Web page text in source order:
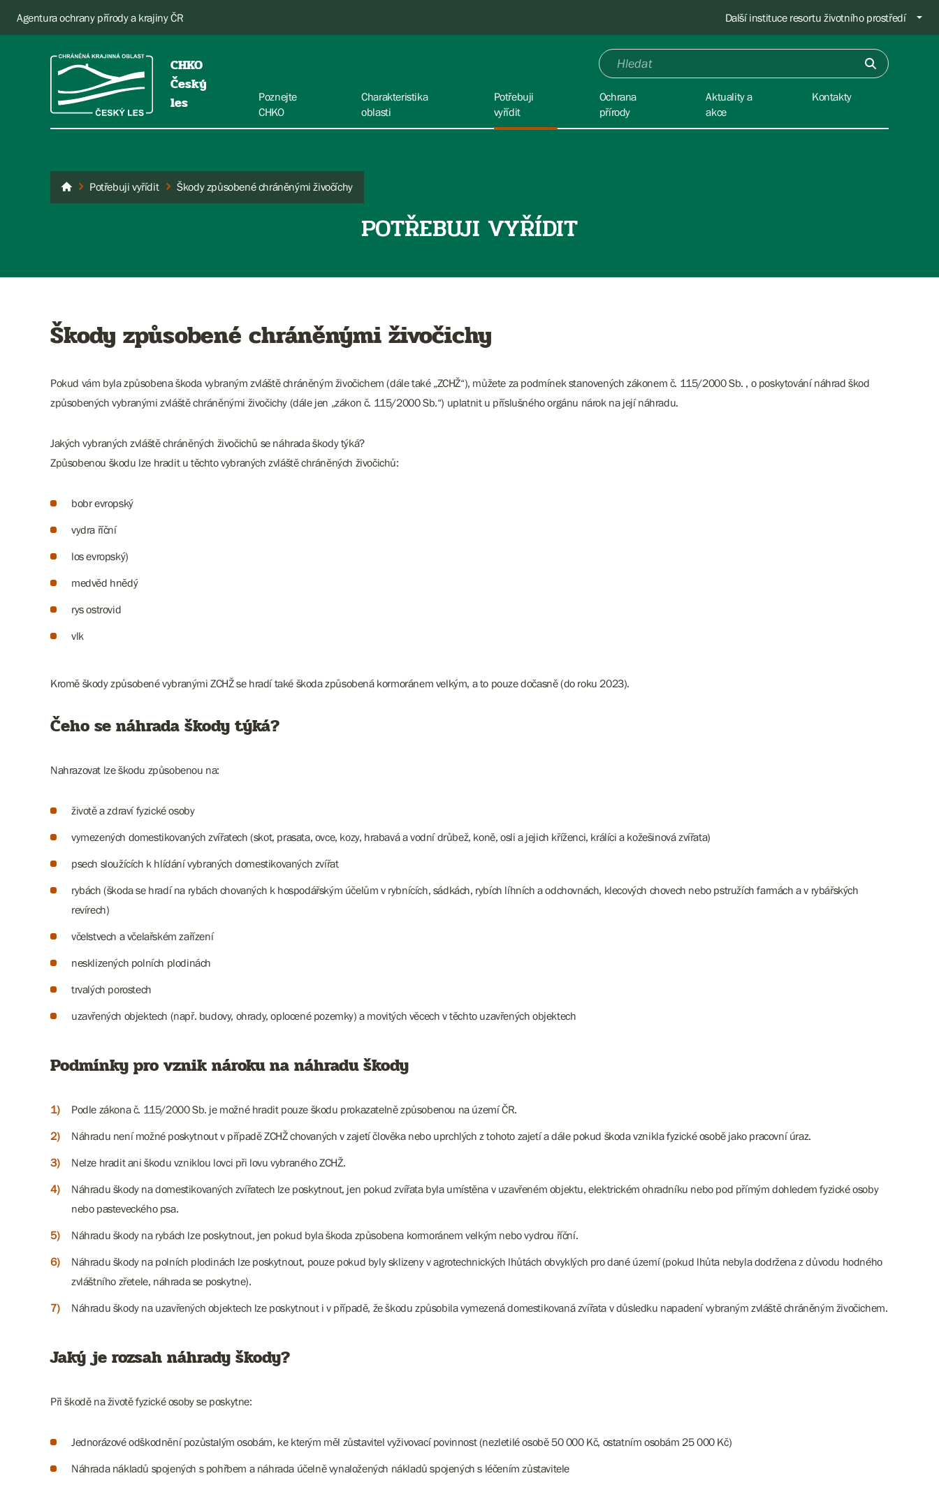
Agentura ochrany přírody a krajiny ČR Další instituce resortu životního prostředí
CHKO
Český
les
Poznejte
CHKO
Charakteristika
oblasti
Potřebuji
vyřídit
Ochrana
přírody
Aktuality a
akce
Kontakty
Český les
Potřebuji vyřídit Škody způsobené chráněnými živočíchy
POTŘEBUJI VYŘÍDIT
Škody způsobené chráněnými živočichy
Pokud vám byla způsobena škoda vybraným zvláště chráněným živočichem (dále také „ZCHŽ“), můžete za podmínek stanovených zákonem č. 115/2000 Sb. , o poskytování náhrad škod
způsobených vybranými zvláště chráněnými živočichy (dále jen „zákon č. 115/2000 Sb.“) uplatnit u příslušného orgánu nárok na její náhradu.
Jakých vybraných zvláště chráněných živočichů se náhrada škody týká?
Způsobenou škodu lze hradit u těchto vybraných zvláště chráněných živočichů:
bobr evropský
vydra říční
los evropský)
medvěd hnědý
rys ostrovid
vlk
Kromě škody způsobené vybranými ZCHŽ se hradí také škoda způsobená kormoránem velkým, a to pouze dočasně (do roku 2023).
Čeho se náhrada škody týká?
Nahrazovat lze škodu způsobenou na:
životě a zdraví fyzické osoby
vymezených domestikovaných zvířatech (skot, prasata, ovce, kozy, hrabavá a vodní drůbež, koně, osli a jejich kříženci, králíci a kožešinová zvířata)
psech sloužících k hlídání vybraných domestikovaných zvířat
rybách (škoda se hradí na rybách chovaných k hospodářským účelům v rybnících, sádkách, rybích líhních a odchovnách, klecových chovech nebo pstružích farmách a v rybářských
revírech)
včelstvech a včelařském zařízení
nesklizených polních plodinách
trvalých porostech
uzavřených objektech (např. budovy, ohrady, oplocené pozemky) a movitých věcech v těchto uzavřených objektech
Podmínky pro vznik nároku na náhradu škody
Podle zákona č. 115/2000 Sb. je možné hradit pouze škodu prokazatelně způsobenou na území ČR.
Náhradu není možné poskytnout v případě ZCHŽ chovaných v zajetí člověka nebo uprchlých z tohoto zajetí a dále pokud škoda vznikla fyzické osobě jako pracovní úraz.
Nelze hradit ani škodu vzniklou lovci při lovu vybraného ZCHŽ.
Náhradu škody na domestikovaných zvířatech lze poskytnout, jen pokud zvířata byla umístěna v uzavřeném objektu, elektrickém ohradníku nebo pod přímým dohledem fyzické osoby
nebo pasteveckého psa.
Náhradu škody na rybách lze poskytnout, jen pokud byla škoda způsobena kormoránem velkým nebo vydrou říční.
Náhradu škody na polních plodinách lze poskytnout, pouze pokud byly sklizeny v agrotechnických lhůtách obvyklých pro dané území (pokud lhůta nebyla dodržena z důvodu hodného
zvláštního zřetele, náhrada se poskytne).
Náhradu škody na uzavřených objektech lze poskytnout i v případě, že škodu způsobila vymezená domestikovaná zvířata v důsledku napadení vybraným zvláště chráněným živočichem.
Jaký je rozsah náhrady škody?
Při škodě na životě fyzické osoby se poskytne:
Jednorázové odškodnění pozůstalým osobám, ke kterým měl zůstavitel vyživovací povinnost (nezletilé osobě 50 000 Kč, ostatním osobám 25 000 Kč)
Náhrada nákladů spojených s pohřbem a náhrada účelně vynaložených nákladů spojených s léčením zůstavitele